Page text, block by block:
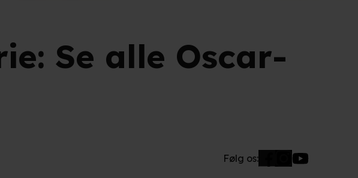
Se alle Oscar-
Følg os: